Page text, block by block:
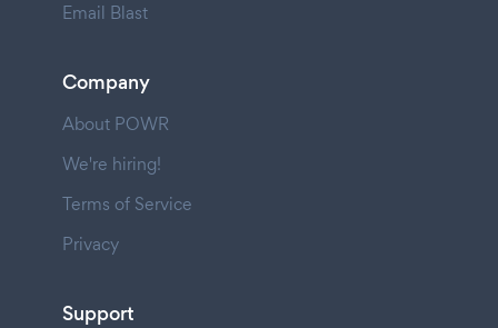
Email Blast
Company
About POWR
We're hiring!
Terms of Service
Privacy
Support